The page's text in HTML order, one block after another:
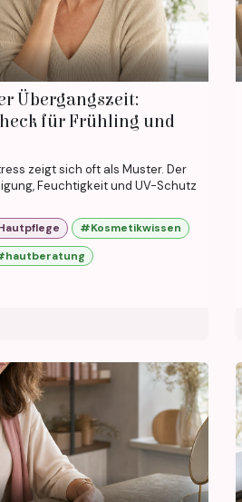
Übergangszeit:
für Frühling und
zeigt sich oft als Muster. Der
Feuchtigkeit und UV-Schutz
#Kosmetikwissen